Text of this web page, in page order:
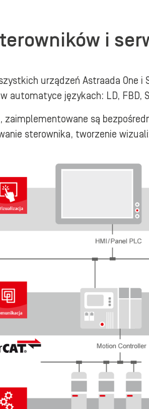
i
urządzeń Astraada One i
językach: LD, FBD,
są
sterownika, tworzenie